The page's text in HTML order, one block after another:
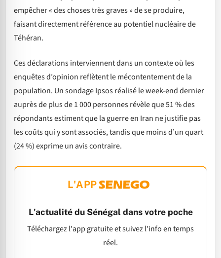
empêcher « des choses très graves » de se produire,
faisant directement référence au potentiel nucléaire de
Téhéran.
Ces déclarations interviennent dans un contexte où les
enquêtes d’opinion reflètent le mécontentement de la
population. Un sondage Ipsos réalisé le week-end dernier
auprès de plus de 1 000 personnes révèle que 51 % des
répondants estiment que la guerre en Iran ne justifie pas
les coûts qui y sont associés, tandis que moins d’un quart
(24 %) exprime un avis contraire.
L'APP
L'actualité du Sénégal dans votre poche
Téléchargez l'app gratuite et suivez l'info en temps
réel.